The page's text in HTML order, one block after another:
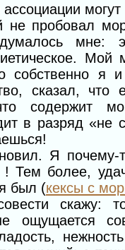
могут
не пробовал
мне:
собственно я
сказал, что
содержит
в разряд «не
Я почему-
! Тем более,
был (кексы с
скажу:
ощущается